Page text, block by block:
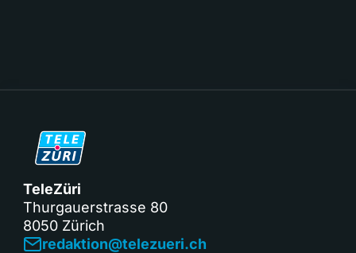
TeleZüri
Thurgauerstrasse 80
8050 Zürich
redaktion@telezueri.ch